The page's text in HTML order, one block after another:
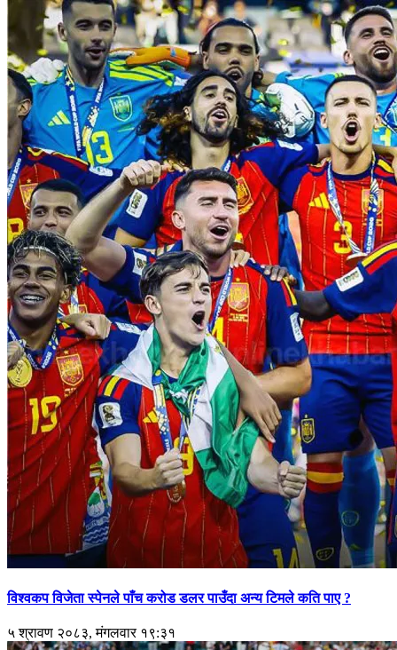
विश्वकप विजेता स्पेनले पाँच करोड डलर पाउँदा अन्य टिमले कति पाए ?
५ श्रावण २०८३, मंगलवार १९:३१